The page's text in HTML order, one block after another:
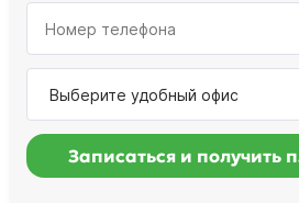
Записаться и получить